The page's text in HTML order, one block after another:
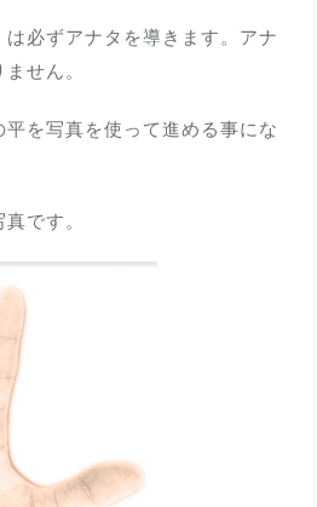
は必ずアナタを導きます。アナ
せん。
を写真を使って進める事にな
です。